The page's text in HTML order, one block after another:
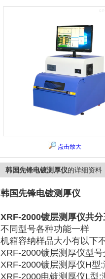
点击放大
韩国先锋电镀测厚仪的详细资料
韩国先锋电镀测厚仪
XRF-2000镀层测厚仪共
不同型号各种功能一样
机箱容纳样品大小有以下
XRF-2000镀层测厚仪型号
XRF-2000镀层测厚仪H型
XRF-2000电镀测厚仪L型